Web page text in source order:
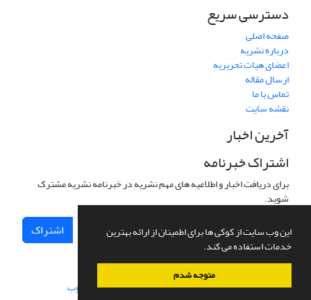
این وب سایت از کوکی ها برای اطمینان از ارائه بهترین
خدمات استفاده می کند.
متوجه شدم
دسترسی سریع
صفحه اصلی
درباره نشریه
اعضای هیات تحریریه
ارسال مقاله
تماس با ما
نقشه سایت
آخرین اخبار
اشتراک خبرنامه
برای دریافت اخبار و اطلاعیه های مهم نشریه در خبرنامه نشریه مشترک
شوید.
اشتراک
سامانه مدیریت نشریات علمی.طراحی و پیاده سازی از سیناوب